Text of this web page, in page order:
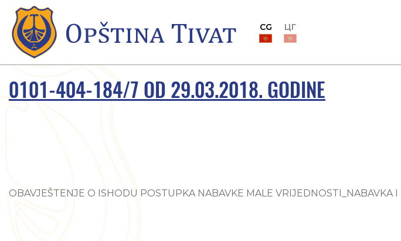
CG ЦГ
0101-404-184/7 OD 29.03.2018. GODINE
OBAVJEŠTENJE O ISHODU POSTUPKA NABAVKE MALE VRIJEDNOSTI_NABAVKA